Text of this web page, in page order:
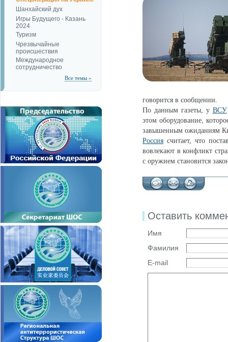
Шанхайский дух
Игры Будущего - Казань
2024
Туризм
Чрезвычайные
происшествия
Международное
сотрудничество
Все темы »
говорится в сообщении.
По данным газеты, у ВСУ
этом оборудование,
завышенным ожиданиям
Россия считает, что
вовлекают в конфликт
с оружием становится
Оставить
Имя
Фамилия
E-mail